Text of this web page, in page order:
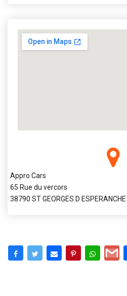
Appro Cars
65 Rue du vercors
38790 ST GEORGES D ESPERANCHE